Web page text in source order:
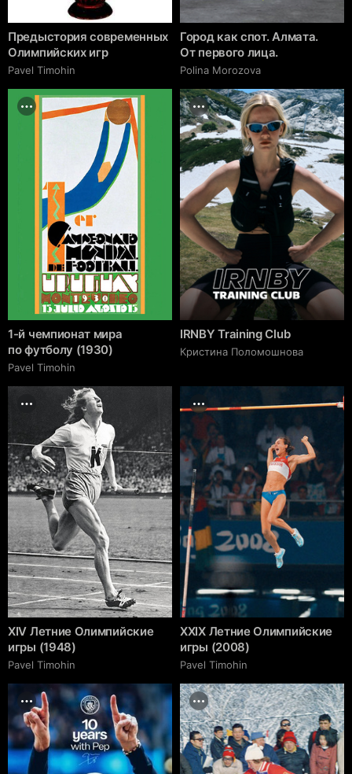
Предыстория современных
Олимпийских игр
Pavel Timohin
Город как спот. Алмата.
От первого лица.
Polina Morozova
1-й чемпионат мира
по футболу (1930)
Pavel Timohin
IRNBY Training Club
Кристина Поломошнова
XIV Летние Олимпийские
игры (1948)
Pavel Timohin
XXIX Летние Олимпийские
игры (2008)
Pavel Timohin